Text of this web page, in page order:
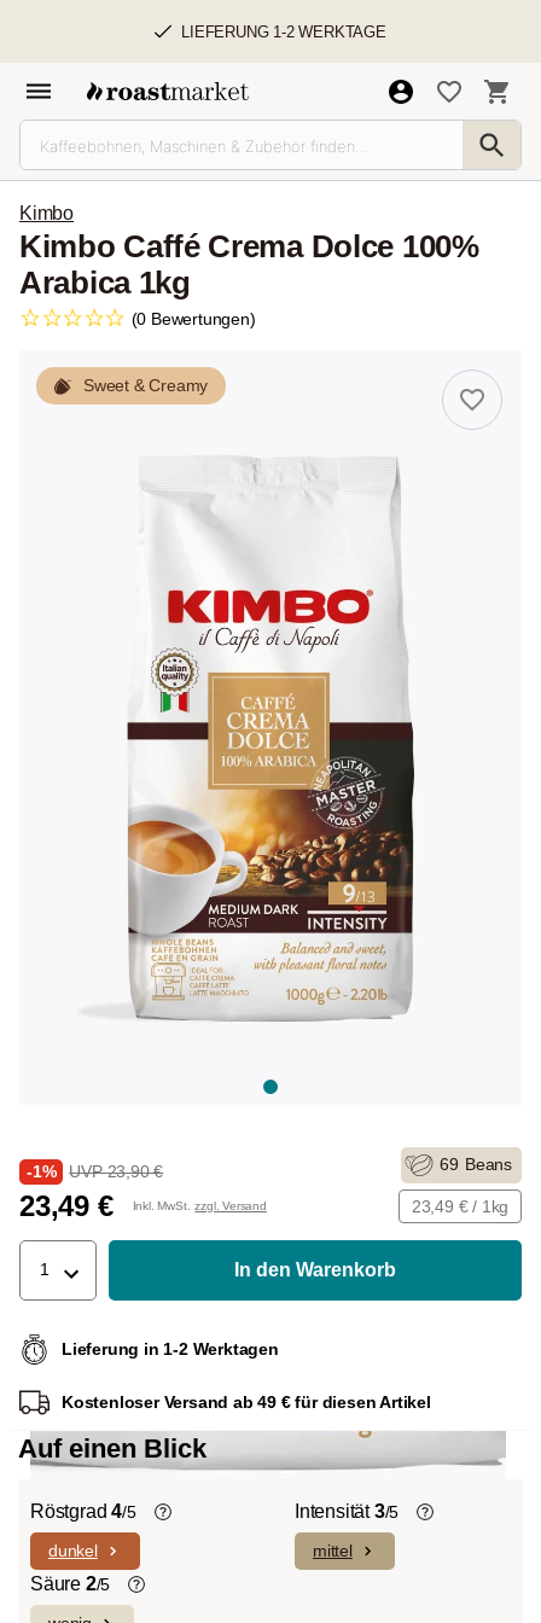
LIEFERUNG 1-2 WERKTAGE
Kimbo
Kimbo Caffé Crema Dolce 100%
Arabica 1kg
(0 Bewertungen)
Sweet & Creamy
-1% UVP 23,90 €
23,49 € Inkl. MwSt. zzgl. Versand
69 Beans
23,49 € / 1kg
1 In den Warenkorb
Lieferung in 1-2 Werktagen
Kostenloser Versand ab 49 € für diesen Artikel
Auf einen Blick
Röstgrad4/5
Helle Röstung (Light-/Cinnamon-
Roast):Es dominieren ausgeprägte
Fruchtnoten und komplexe Säuren bei
dunkel
Intensität3/5
Die individuellen Aromen der
mittel
Säure 2/5